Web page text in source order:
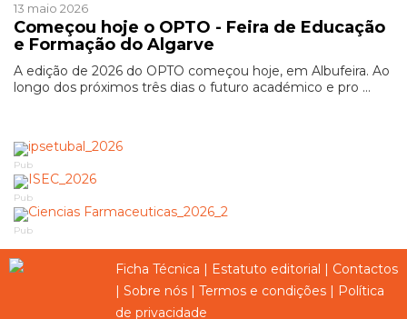
13 maio 2026
Começou hoje o OPTO - Feira de Educação
e Formação do Algarve
A edição de 2026 do OPTO começou hoje, em Albufeira. Ao
longo dos próximos três dias o futuro académico e pro ...
Pub
Pub
Pub
Ficha Técnica | Estatuto editorial | Contactos
| Sobre nós | Termos e condições | Política
de privacidade